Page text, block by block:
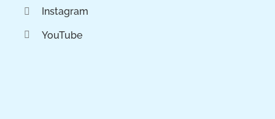
Instagram
YouTube